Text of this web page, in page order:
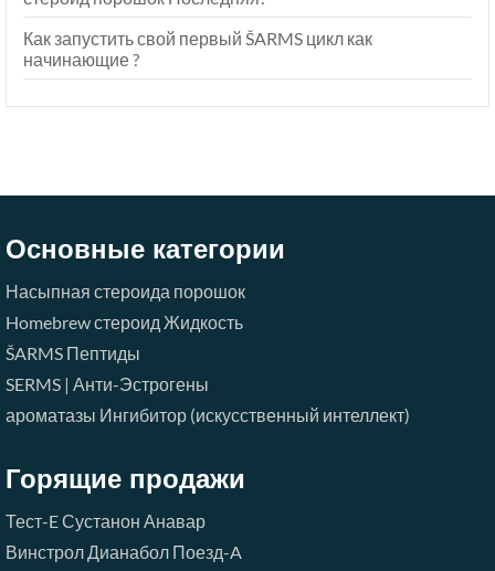
Как запустить свой первый ŠARMS цикл как
начинающие ?
Основные категории
Насыпная стероида порошок
Homebrew стероид Жидкость
ŠARMS Пептиды
SERMS | Анти-Эстрогены
ароматазы Ингибитор (искусственный интеллект)
Горящие продажи
Тест-EСустанон Анавар
ВинстролДианабол Поезд-A